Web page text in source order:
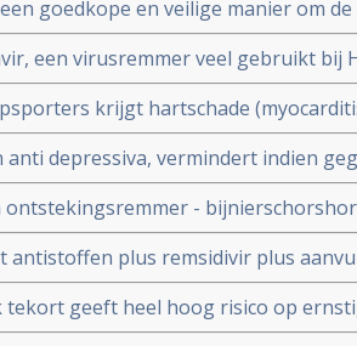
goedkope en veilige manier om
zwavel bevattende
te pakken en te elimineren
een virusremmer veel gebruikt bij
bij kwetsbare coronapatiënten met
krijgt hartschade
als na ernstige klachten blijkt uit
anti depressiva, vermindert indien
met 90 procent door COVID-19
intensieve medische zorg te krijgen
ontstekingsremmer -
gebruikt als neusspray effectief
19
antistoffen plus remsidivir plus
Donald Trump redden van
tekort geeft heel hoog risico op
- Covid-19. Blijkt uit nieuw